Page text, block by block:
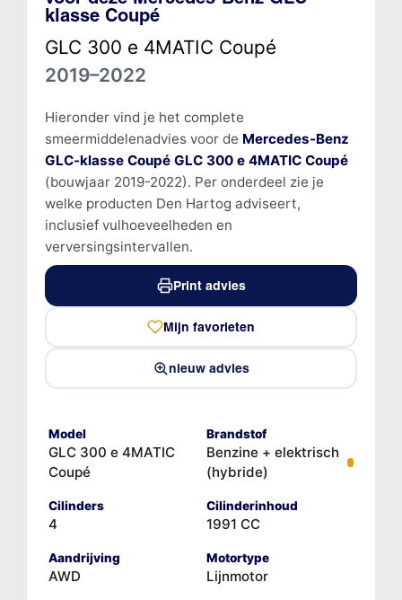
klasse Coupé
GLC 300 e 4MATIC Coupé
2019–2022
Hieronder vind je het complete
smeermiddelenadvies voor de Mercedes-Benz
GLC-klasse Coupé GLC 300 e 4MATIC Coupé
(bouwjaar 2019-2022). Per onderdeel zie je
welke producten Den Hartog adviseert,
inclusief vulhoeveelheden en
verversingsintervallen.
Print advies
Mijn favorieten
nieuw advies
Model
GLC 300 e 4MATIC
Coupé
Brandstof
Benzine + elektrisch
(hybride)
Cilinders
4
Cilinderinhoud
1991 CC
Aandrijving
AWD
Motortype
Lijnmotor